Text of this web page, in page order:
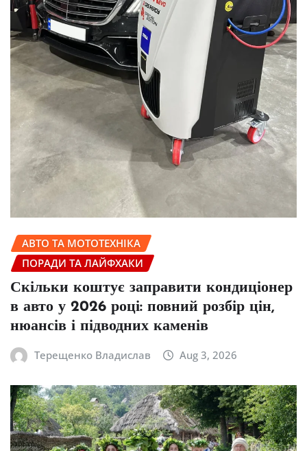
АВТО ТА МОТОТЕХНІКА
ПОРАДИ ТА ЛАЙФХАКИ
Скільки коштує заправити кондиціонер
в авто у 2026 році: повний розбір цін,
нюансів і підводних каменів
Терещенко Владислав Aug 3, 2026